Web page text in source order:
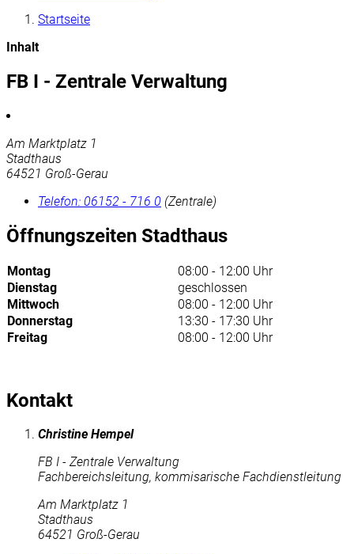
Startseite
Inhalt
FB I - Zentrale Verwaltung
Am Marktplatz 1
Stadthaus
64521 Groß-Gerau
Telefon: 06152 - 716 0 (Zentrale)
Öffnungszeiten Stadthaus
Montag
08:00 - 12:00 Uhr
Dienstag
geschlossen
Mittwoch
08:00 - 12:00 Uhr
Donnerstag
13:30 - 17:30 Uhr
Freitag
08:00 - 12:00 Uhr
Kontakt
Christine Hempel
FB I - Zentrale Verwaltung
Fachbereichsleitung, kommisarische Fachdienstleitung
Am Marktplatz 1
Stadthaus
64521 Groß-Gerau